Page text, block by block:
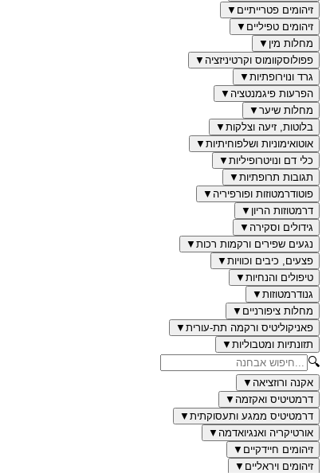
זיהומים פטרייתיים ▼
זיהומים טפיליים ▼
מחלות מין ▼
פפולוסקוומוס וקרטיניזציה ▼
גרד ונוירופתיות ▼
הפרעות פיגמנטציה ▼
מחלות שיער ▼
בלוטות, זיעה וצלקות ▼
אוטואימוניות ושלפוחיתיות ▼
כלי דם ונויטרופיליות ▼
תגובות תרופתיות ▼
פוטודרמטוזות ופורפיריה ▼
דרמטוזות הריון ▼
גידולים וסקירה ▼
נגעים שפירים ורקמות רכות ▼
פצעים, כיבים וכוויות ▼
טיפולים והנחיות ▼
גנודרמטוזות ▼
מחלות ציפורניים ▼
פאניקוליטיס ורקמה תת-עורית ▼
תזונתיות ומטבוליות ▼
🔍
אקנה ורוזציאה ▼
דרמטיטיס ואקזמה ▼
דרמטיטיס ממגע ותעסוקתית ▼
אורטיקריה ואנגיואדמה ▼
זיהומים חיידקיים ▼
זיהומים ויראליים ▼